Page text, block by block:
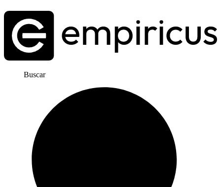
Buscar